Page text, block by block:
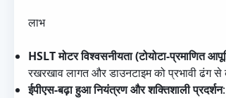
लाभ
HSLT मोटर विश्वसनीयता (टोयोटा-प्रमाणित
रखरखाव लागत और डाउनटाइम को प्रभावी ढंग से
ईपीएस-बढ़ा हुआ नियंत्रण और शक्तिशाली प्रदर्शन